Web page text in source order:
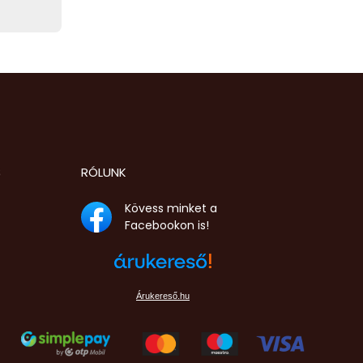
RÓLUNK
Kövess minket a
Facebookon is!
Árukereső.hu